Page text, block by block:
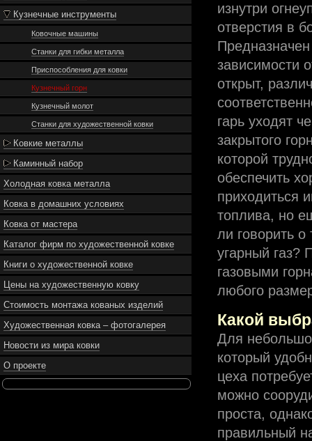
Кузнечные инструменты
Ковочные машины
Станки для гибки металла
Приспособления для ковки
Кузнечный горн
Кузнечный молот
Станки для художественной ковки
Ковкие металлы
Каминный набор
Холодная ковка металла
Ковка в домашних условиях
Ковка от мастера
Каталог фирм по художественной ковке
Книги о художественной ковке
Цены на художественную ковку
Стоимость монтажа кованых изделий
Художественная ковка – фотогалерея
Новости из мира ковки
О проекте
изнутри
отверстия в
зависимости
открыт,
гарь уходят
закрытого
которой
обеспечить
приходиться
топлива, но
ли говорить
угарный газ?
газовыми
любого
Какой
Для
который
цеха
можно
проста,
правильный